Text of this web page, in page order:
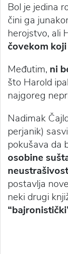
Bol je jedina
čini ga
herojstvo, ali
čovekom
Međutim, ni
što Harold
najgoreg
Nadimak
perjanik)
pokušava da
osobine
postavlja
neki drugi